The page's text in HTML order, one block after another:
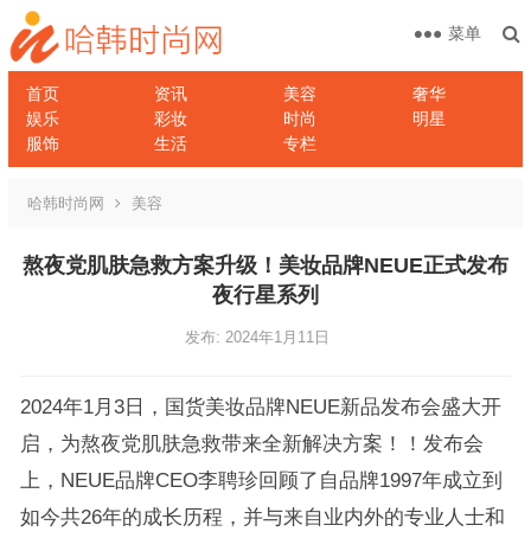
首页 资讯 美容
奢华
娱乐
彩妆 时尚
明星
服饰
生活 专栏
菜单
哈韩时尚网 美容
熬夜党肌肤急救方案升级！美妆品牌NEUE正式发布
夜行星系列
发布: 2024年1月11日
2024年1月3日，国货美妆品牌NEUE新品发布会盛大开
启，为熬夜党肌肤急救带来全新解决方案！！发布会
上，NEUE品牌CEO李聘珍回顾了自品牌1997年成立到
如今共26年的成长历程，并与来自业内外的专业人士和